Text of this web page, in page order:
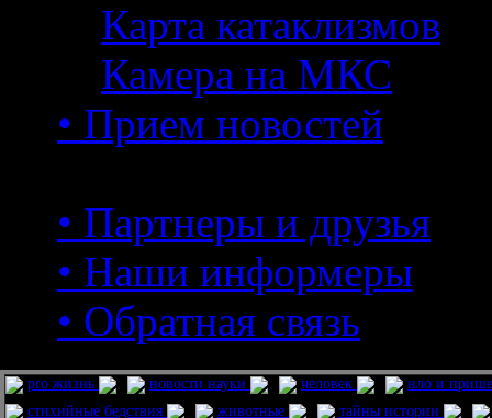
Карта катаклизмов
Камера на МКС
• Прием новостей
• Партнеры и друзья
• Наши информеры
• Обратная связь
pro жизнь новости науки человек
нло и
стихийные бедствия
животные
тайны истории